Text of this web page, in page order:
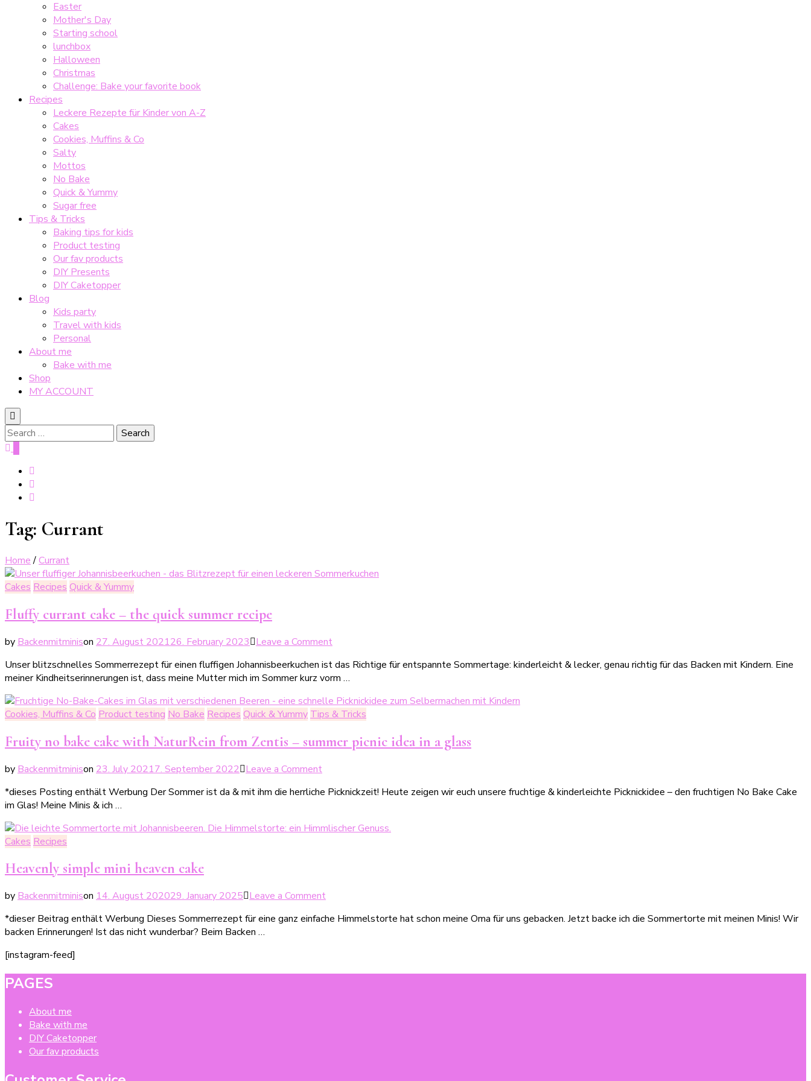
Easter
Mother's Day
Starting school
lunchbox
Halloween
Christmas
Challenge: Bake your favorite book
Recipes
Leckere Rezepte für Kinder von A-Z
Cakes
Cookies, Muffins & Co
Salty
Mottos
No Bake
Quick & Yummy
Sugar free
Tips & Tricks
Baking tips for kids
Product testing
Our fav products
DIY Presents
DIY Caketopper
Blog
Kids party
Travel with kids
Personal
About me
Bake with me
Shop
MY ACCOUNT
Search
for:
Tag: Currant
Home /Currant
Cakes Recipes Quick & Yummy
Fluffy currant cake – the quick summer recipe
by Backenmitminison 27. August 202126. February 2023 Leave a Commenton
Johannisbeerkuchen
–
das
sommerliches
Blitzrezept
Unser blitzschnelles Sommerrezept für einen fluffigen Johannisbeerkuchen ist das Richtige für entspannte Sommertage: kinderleicht & lecker, genau richtig für das Backen mit Kindern. Eine
meiner Kindheitserinnerungen ist, dass meine Mutter mich im Sommer kurz vorm …
Cookies, Muffins & Co Product testing No Bake Recipes Quick & Yummy Tips & Tricks
Fruity no bake cake with NaturRein from Zentis – summer picnic idea in a glass
by Backenmitminison 23. July 20217. September 2022 Leave a Commenton
No
Cake
mit
sommerliche
Picknickidee
*dieses Posting enthält Werbung Der Sommer ist da & mit ihm die herrliche Picknickzeit! Heute zeigen wir euch unsere fruchtige & kinderleichte Picknickidee – den fruchtigen No Bake Cake
im Glas! Meine Minis & ich …
Cakes Recipes
Heavenly simple mini heaven cake
by Backenmitminison 14. August 202029. January 2025 Leave a Commenton
einfache
*dieser Beitrag enthält Werbung Dieses Sommerrezept für eine ganz einfache Himmelstorte hat schon meine Oma für uns gebacken. Jetzt backe ich die Sommertorte mit meinen Minis! Wir
backen Erinnerungen! Ist das nicht wunderbar? Beim Backen …
[instagram-feed]
PAGES
About me
Bake with me
DIY Caketopper
Our fav products